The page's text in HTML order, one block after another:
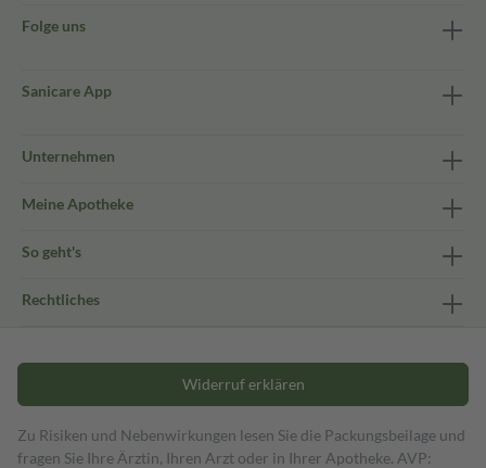
Folge uns
Sanicare App
Unternehmen
Meine Apotheke
So geht's
Rechtliches
Widerruf erklären
Zu Risiken und Nebenwirkungen lesen Sie die Packungsbeilage und
fragen Sie Ihre Ärztin, Ihren Arzt oder in Ihrer Apotheke. AVP: